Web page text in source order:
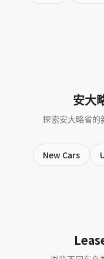
安大
探索安大略省的
New Cars